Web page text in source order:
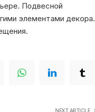
Подвесной
элементами декора.
NEXT ARTICLE